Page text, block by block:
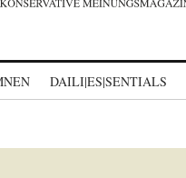
DAILI|ES|SENTIALS